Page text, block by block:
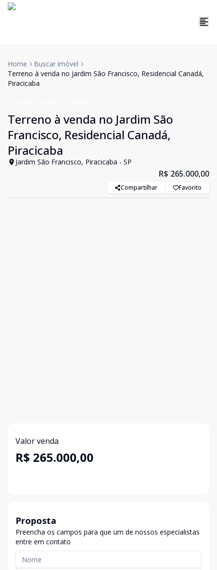
Home
Buscar imóvel
Terreno à venda no Jardim São Francisco, Residencial Canadá,
Piracicaba
Terreno à venda no Jardim São
Francisco, Residencial Canadá,
Piracicaba
Jardim São Francisco, Piracicaba - SP
R$ 265.000,00
Compartilhar Favorito
Valor venda
R$ 265.000,00
Proposta
Preencha os campos para que um de nossos especialistas
entre em contato